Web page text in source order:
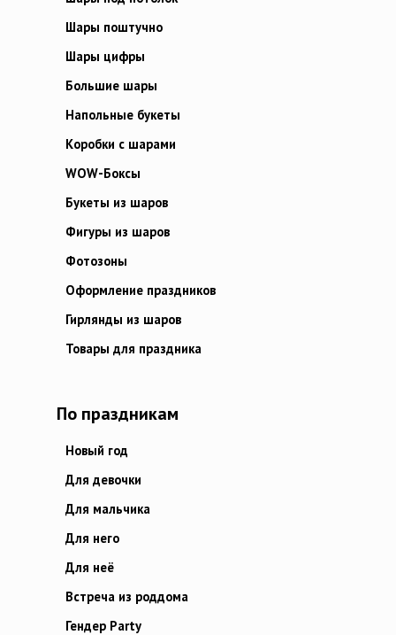
Шары поштучно
Шары цифры
Большие шары
Напольные букеты
Коробки с шарами
WOW-Боксы
Букеты из шаров
Фигуры из шаров
Фотозоны
Оформление праздников
Гирлянды из шаров
Товары для праздника
По праздникам
Новый год
Для девочки
Для мальчика
Для него
Для неё
Встреча из роддома
Гендер Party